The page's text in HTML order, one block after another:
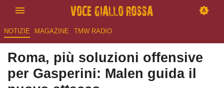
NOTIZIE MAGAZINE TMW RADIO
Roma, più soluzioni offensive
per Gasperini: Malen guida il